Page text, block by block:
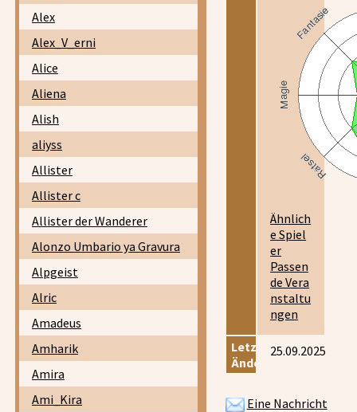
Alex
Alex_V_erni
Alice
Aliena
Alish
aliyss
Allister
Allister c
Allister der Wanderer
Alonzo Umbario ya Gravura
Alpgeist
Alric
Amadeus
Amharik
Amira
Ami_Kira
Ähnlich
e Spiel
er
Passen
de Vera
nstaltu
ngen
Letzte
Änderung:
25.09.2025
Eine Nachricht